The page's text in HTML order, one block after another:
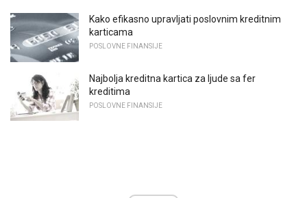
Kako efikasno upravljati poslovnim kreditnim
karticama
POSLOVNE FINANSIJE
Najbolja kreditna kartica za ljude sa fer
kreditima
POSLOVNE FINANSIJE